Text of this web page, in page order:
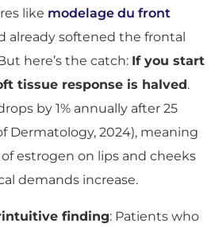
like modelage du front
already softened the frontal
here’s the catch: If you start
tissue response is halved.
by 1% annually after 25
Dermatology, 2024), meaning
estrogen on lips and cheeks
demands increase.
finding: Patients who